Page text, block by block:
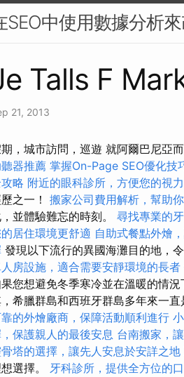
SEO中使用數據分析
Talls F
21, 2013
，城市訪問，巡遊 就阿爾巴尼亞
器推薦 掌握On-Page SEO優化技
略 附近的眼科診所，方便您的視
之一！ 搬家公司費用解析，幫助
並體驗難忘的時刻。 尋找專業的
居住環境更舒適 自助式餐點外燴
發現以下流行的異國海灘目的地，
房設施，適合需要安靜環境的長者
您想避免冬季寒冷並在溫暖的情
希臘群島和西班牙群島多年來一
的外燴廠商，保障活動順利進行
保護親人的最後安息 台南搬家，
塔的選擇，讓先人安息於安詳之地
選擇。 牙科診所，提供全方位的